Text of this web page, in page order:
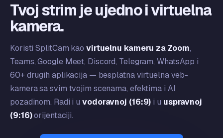
Tvoj strim je ujedno i virtuelna
kamera.
Koristi SplitCam kao virtuelnu kameru za Zoom,
Teams, Google Meet, Discord, Telegram, WhatsApp i
60+ drugih aplikacija — besplatna virtuelna veb-
kamera sa svim tvojim scenama, efektima i AI
pozadinom. Radi i u vodoravnoj (16:9) i u uspravnoj
(9:16)orijentaciji.